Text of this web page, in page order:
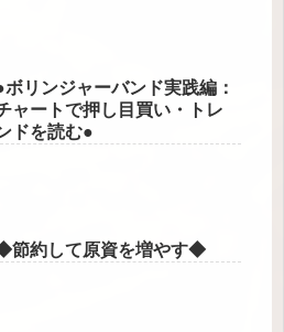
ボリンジャーバンド実践編：
ャートで押し目買い・トレ
ドを読む●
節約して原資を増やす◆